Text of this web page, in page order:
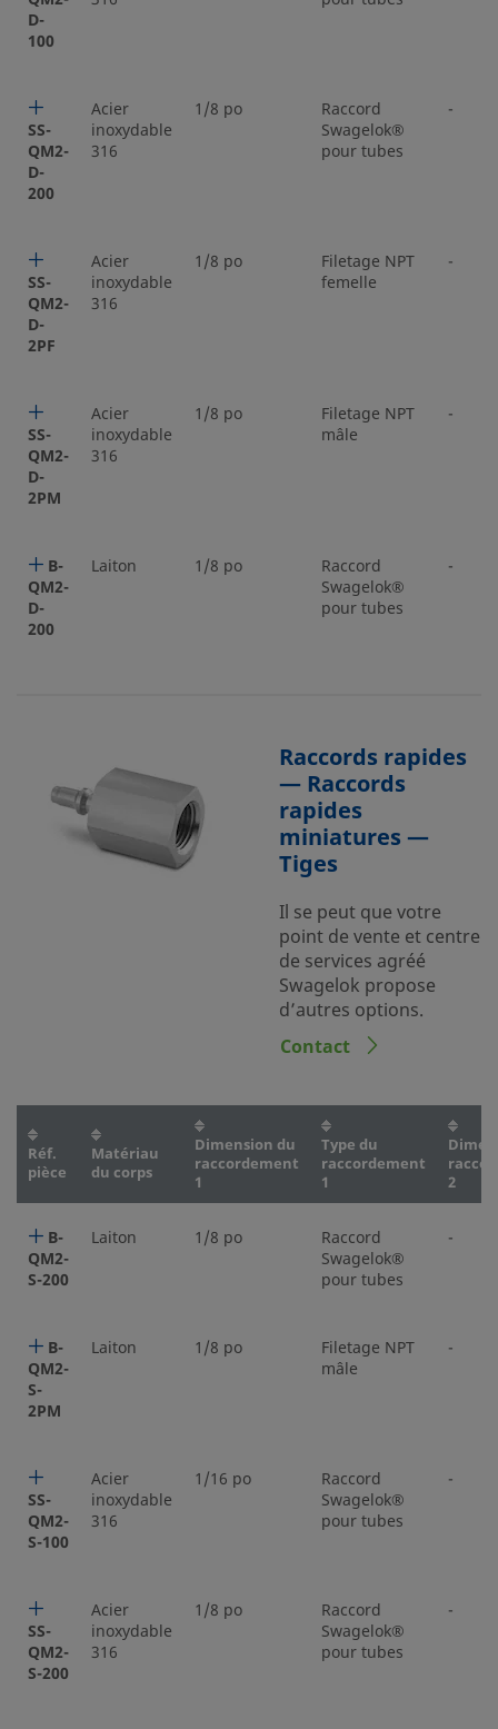
D-
100
SS-
QM2-
D-
200
Acier
inoxydable
316
1/8 po
Raccord
Swagelok®
pour tubes
-
SS-
QM2-
D-
2PF
Acier
inoxydable
316
1/8 po
Filetage NPT
femelle
-
SS-
QM2-
D-
2PM
Acier
inoxydable
316
1/8 po
Filetage NPT
mâle
-
B-
QM2-
D-
200
Laiton 1/8 po
Raccord
Swagelok®
pour tubes
-
Raccords rapides
— Raccords
rapides
miniatures —
Tiges
Il se peut que votre
point de vente et centre
de services agréé
Swagelok propose
d’autres options.
Contact
Réf.
pièce
Matériau
du corps
Dimension du
raccordement
1
Type du
raccordement
1
2
B-
QM2-
S-200
Laiton 1/8 po
Raccord
Swagelok®
pour tubes
-
B-
QM2-
S-
2PM
Laiton 1/8 po
Filetage NPT
mâle
-
SS-
QM2-
S-100
Acier
inoxydable
316
1/16 po
Raccord
Swagelok®
pour tubes
-
SS-
QM2-
S-200
Acier
inoxydable
316
1/8 po
Raccord
Swagelok®
pour tubes
-